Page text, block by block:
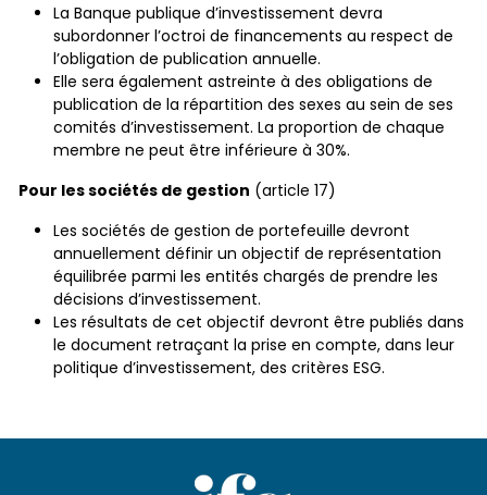
La Banque publique d’investissement devra
subordonner l’octroi de financements au respect de
l’obligation de publication annuelle.
Elle sera également astreinte à des obligations de
publication de la répartition des sexes au sein de ses
comités d’investissement. La proportion de chaque
membre ne peut être inférieure à 30%.
Pour les sociétés de gestion (article 17)
Les sociétés de gestion de portefeuille devront
annuellement définir un objectif de représentation
équilibrée parmi les entités chargés de prendre les
décisions d’investissement.
Les résultats de cet objectif devront être publiés dans
le document retraçant la prise en compte, dans leur
politique d’investissement, des critères ESG.